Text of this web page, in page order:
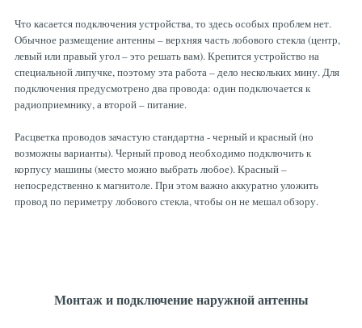
Что касается подключения устройства, то здесь особых проблем нет.
Обычное размещение антенны – верхняя часть лобового стекла (центр,
левый или правый угол – это решать вам). Крепится устройство на
специальной липучке, поэтому эта работа – дело нескольких мину. Для
подключения предусмотрено два провода: один подключается к
радиоприемнику, а второй – питание.
Расцветка проводов зачастую стандартна - черный и красный (но
возможны варианты). Черный провод необходимо подключить к
корпусу машины (место можно выбрать любое). Красный –
непосредственно к магнитоле. При этом важно аккуратно уложить
провод по периметру лобового стекла, чтобы он не мешал обзору.
Монтаж и подключение наружной антенны